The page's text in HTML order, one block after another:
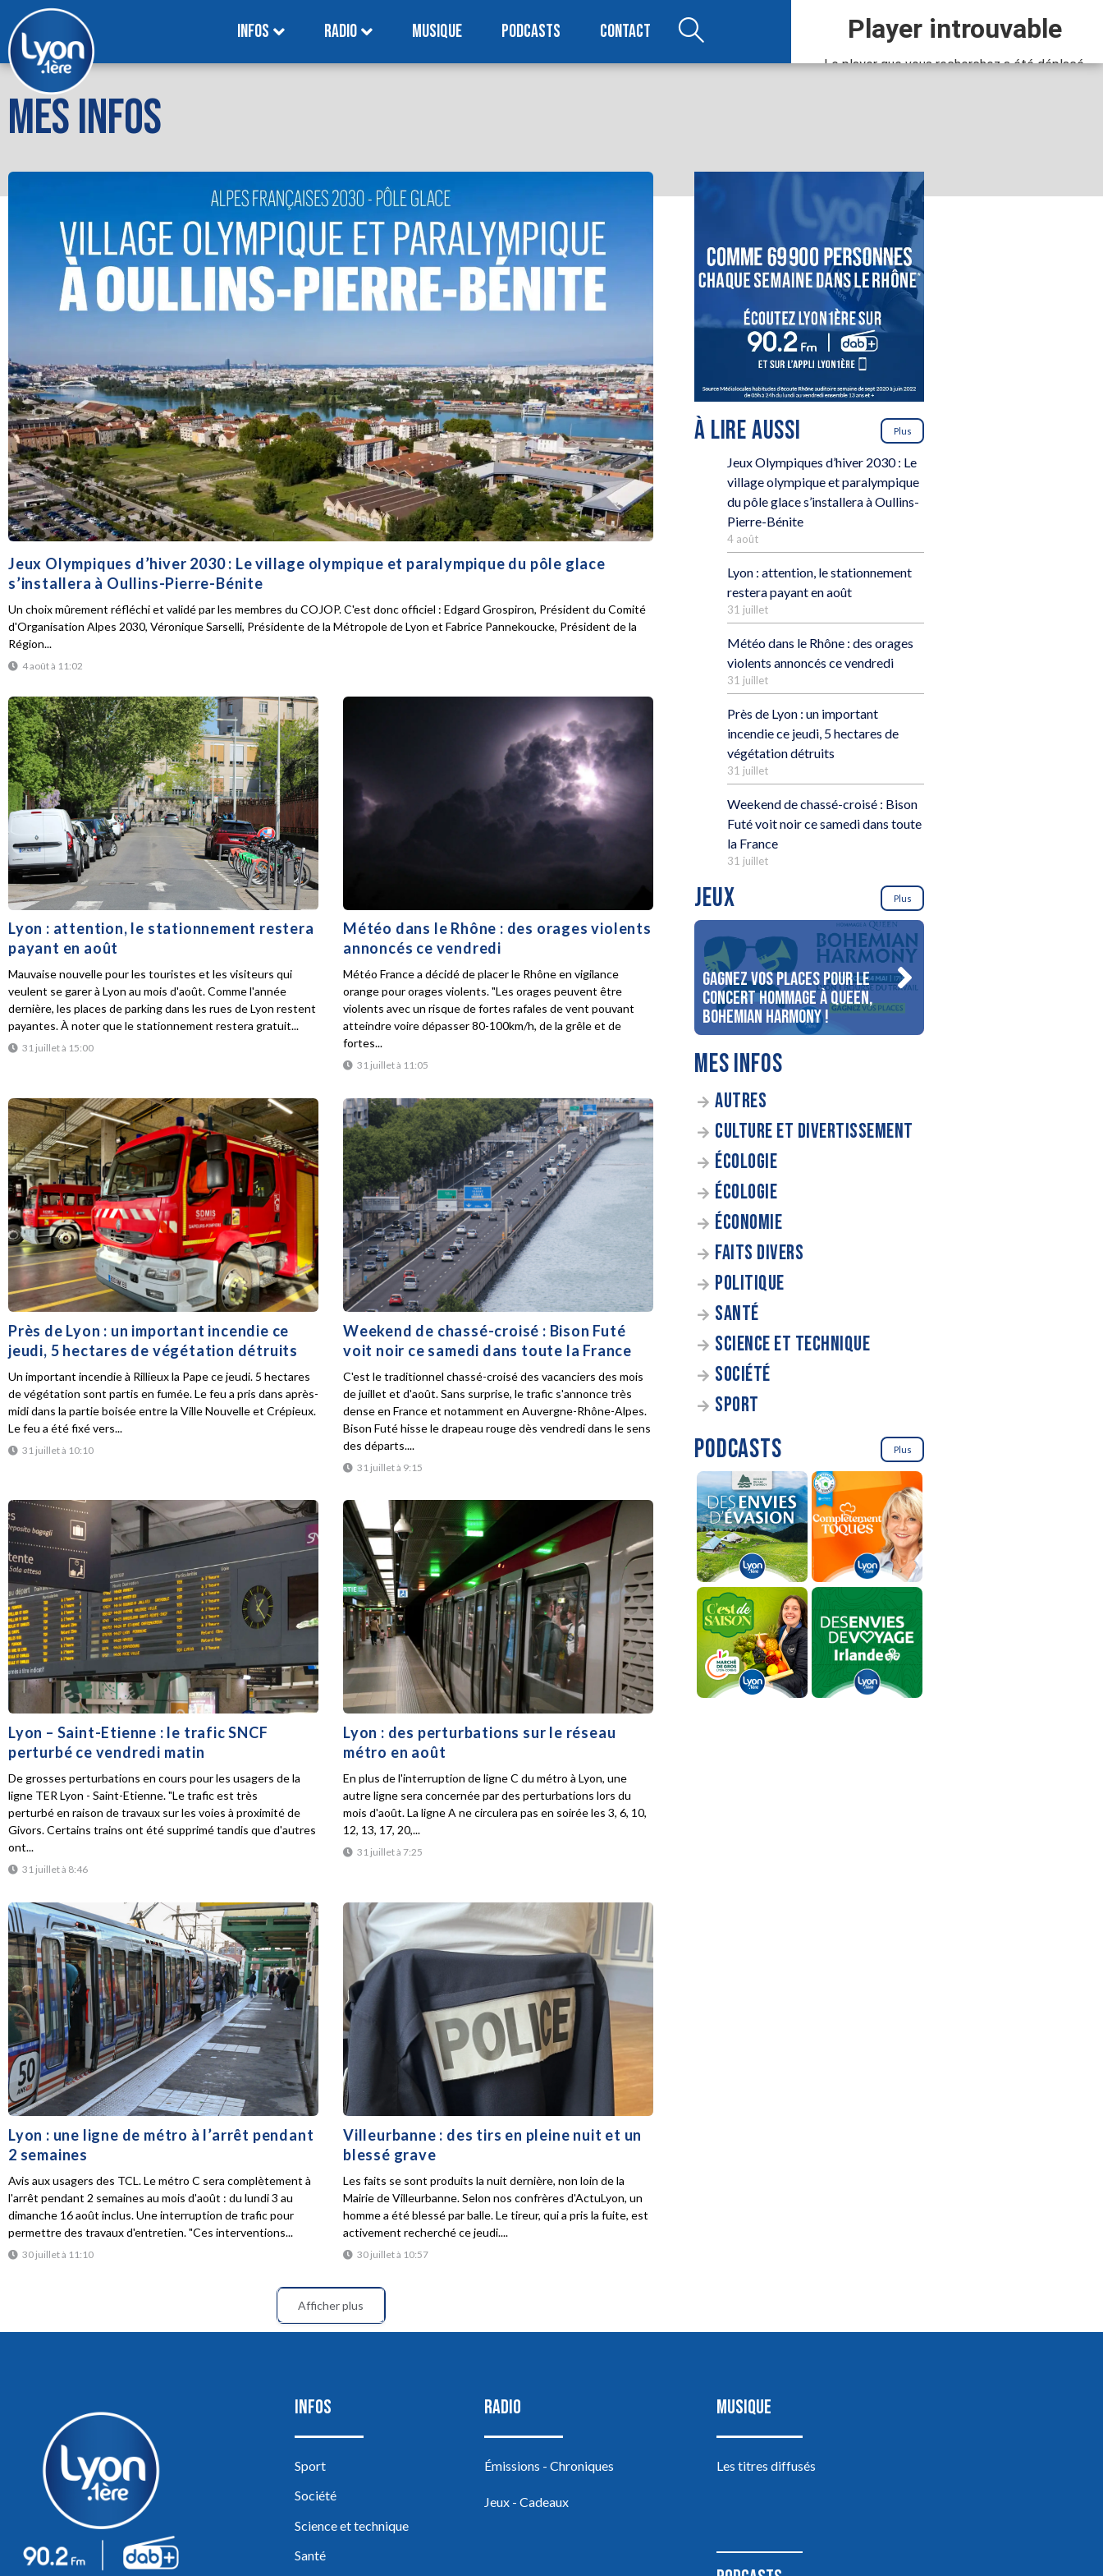
INFOS RADIO MUSIQUE PODCASTS CONTACT
MES INFOS
Jeux Olympiques d’hiver 2030 : Le village olympique et paralympique du pôle glace
s’installera à Oullins-Pierre-Bénite
4 août à 11:02
Un choix mûrement réfléchi et validé par les membres du COJOP. C'est donc officiel : Edgard Grospiron, Président du Comité
d'Organisation Alpes 2030, Véronique Sarselli, Présidente de la Métropole de Lyon et Fabrice Pannekoucke, Président de la
Région...
Lyon : attention, le stationnement restera
payant en août
31 juillet à 15:00
Mauvaise nouvelle pour les touristes et les visiteurs qui
veulent se garer à Lyon au mois d'août. Comme l'année
dernière, les places de parking dans les rues de Lyon restent
payantes. À noter que le stationnement restera gratuit...
Météo dans le Rhône : des orages violents
annoncés ce vendredi
31 juillet à 11:05
Météo France a décidé de placer le Rhône en vigilance
orange pour orages violents. "Les orages peuvent être
violents avec un risque de fortes rafales de vent pouvant
atteindre voire dépasser 80-100km/h, de la grêle et de
fortes...
Près de Lyon : un important incendie ce
jeudi, 5 hectares de végétation détruits
31 juillet à 10:10
Un important incendie à Rillieux la Pape ce jeudi. 5 hectares
de végétation sont partis en fumée. Le feu a pris dans après-
midi dans la partie boisée entre la Ville Nouvelle et Crépieux.
Le feu a été fixé vers...
Weekend de chassé-croisé : Bison Futé
voit noir ce samedi dans toute la France
31 juillet à 9:15
C'est le traditionnel chassé-croisé des vacanciers des mois
de juillet et d'août. Sans surprise, le trafic s'annonce très
dense en France et notamment en Auvergne-Rhône-Alpes.
Bison Futé hisse le drapeau rouge dès vendredi dans le sens
des départs....
Lyon – Saint-Etienne : le trafic SNCF
perturbé ce vendredi matin
31 juillet à 8:46
De grosses perturbations en cours pour les usagers de la
ligne TER Lyon - Saint-Etienne. "Le trafic est très
perturbé en raison de travaux sur les voies à proximité de
Givors. Certains trains ont été supprimé tandis que d'autres
ont...
Lyon : des perturbations sur le réseau
métro en août
31 juillet à 7:25
En plus de l'interruption de ligne C du métro à Lyon, une
autre ligne sera concernée par des perturbations lors du
mois d'août. La ligne A ne circulera pas en soirée les 3, 6, 10,
12, 13, 17, 20,...
Lyon : une ligne de métro à l’arrêt pendant
2 semaines
30 juillet à 11:10
Avis aux usagers des TCL. Le métro C sera complètement à
l'arrêt pendant 2 semaines au mois d'août : du lundi 3 au
dimanche 16 août inclus. Une interruption de trafic pour
permettre des travaux d'entretien. "Ces interventions...
Villeurbanne : des tirs en pleine nuit et un
blessé grave
30 juillet à 10:57
Les faits se sont produits la nuit dernière, non loin de la
Mairie de Villeurbanne. Selon nos confrères d'ActuLyon, un
homme a été blessé par balle. Le tireur, qui a pris la fuite, est
activement recherché ce jeudi....
Afficher plus
À LIRE AUSSI Plus
Jeux Olympiques d’hiver 2030 : Le
village olympique et paralympique
du pôle glace s’installera à Oullins-
Pierre-Bénite
4 août
Lyon : attention, le stationnement
restera payant en août
31 juillet
Météo dans le Rhône : des orages
violents annoncés ce vendredi
31 juillet
Près de Lyon : un important
incendie ce jeudi, 5 hectares de
végétation détruits
31 juillet
Weekend de chassé-croisé : Bison
Futé voit noir ce samedi dans toute
la France
31 juillet
JEUX Plus
Gagnez vos places pour le
concert Hommage à Queen,
Bohemian Harmony !
MES INFOS
AUTRES
CULTURE ET DIVERTISSEMENT
ÉCOLOGIE
ÉCOLOGIE
ÉCONOMIE
FAITS DIVERS
POLITIQUE
SANTÉ
SCIENCE ET TECHNIQUE
SOCIÉTÉ
SPORT
PODCASTS Plus
INFOS
Sport
Société
Science et technique
Santé
RADIO
Émissions - Chroniques
Jeux - Cadeaux
MUSIQUE
Les titres diffusés